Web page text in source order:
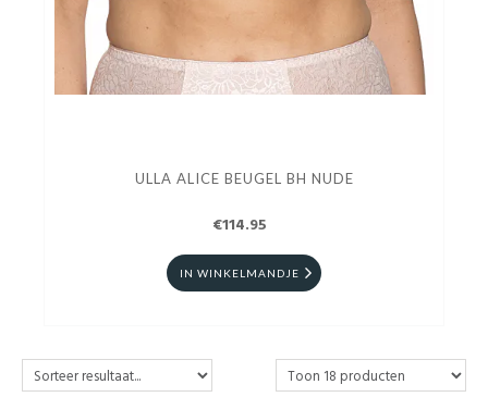
ULLA ALICE BEUGEL BH NUDE
€114.95
IN WINKELMANDJE